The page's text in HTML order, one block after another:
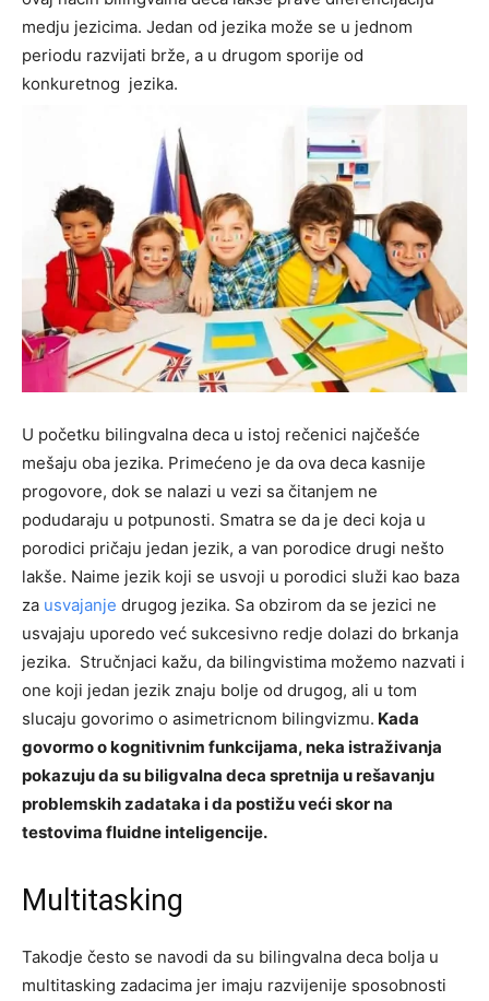
medju jezicima. Jedan od jezika može se u jednom
periodu razvijati brže, a u drugom sporije od
konkuretnog jezika.
U početku bilingvalna deca u istoj rečenici najčešće
mešaju oba jezika. Primećeno je da ova deca kasnije
progovore, dok se nalazi u vezi sa čitanjem ne
podudaraju u potpunosti. Smatra se da je deci koja u
porodici pričaju jedan jezik, a van porodice drugi nešto
lakše. Naime jezik koji se usvoji u porodici služi kao baza
za usvajanje drugog jezika. Sa obzirom da se jezici ne
usvajaju uporedo već sukcesivno redje dolazi do brkanja
jezika. Stručnjaci kažu, da bilingvistima možemo nazvati i
one koji jedan jezik znaju bolje od drugog, ali u tom
slucaju govorimo o asimetricnom bilingvizmu. Kada
govormo o kognitivnim funkcijama, neka istraživanja
pokazuju da su biligvalna deca spretnija u rešavanju
problemskih zadataka i da postižu veći skor na
testovima fluidne inteligencije.
Multitasking
Takodje često se navodi da su bilingvalna deca bolja u
multitasking zadacima jer imaju razvijenije sposobnosti